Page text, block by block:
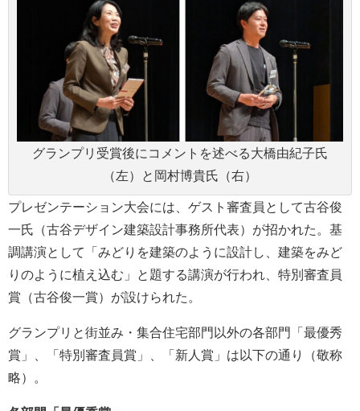
グランプリ受賞後にコメントを述べる大橋由紀子氏
（左）と岡村博貴氏（右）
プレゼンテーション大会には、ゲスト審査員として古谷俊
一氏（古谷デザイン建築設計事務所代表）が招かれた。基
調講演として「みどりを建築のように設計し、建築をみど
りのように植え込む」と題する講演が行われ、特別審査員
賞（古谷俊一賞）が設けられた。
グランプリと街並み・集合住宅部門以外の各部門「最優秀
賞」、「特別審査員賞」、「新人賞」は以下の通り（敬称
略）。